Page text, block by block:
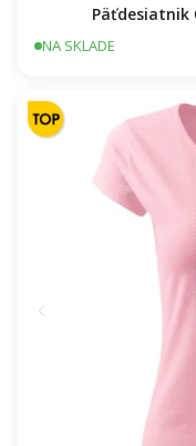
Päťdesiatnik